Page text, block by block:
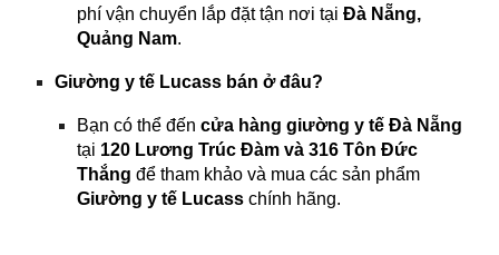
phí vận chuyển lắp đặt tận nơi tạiĐà Nẵng,
Quảng Nam.
Giường y tế Lucass bán ở đâu?
Bạn có thể đếncửa hàng giường y tế Đà Nẵng
tại 120 Lương Trúc Đàm và 316 Tôn Đức
Thắng để tham khảo và mua các sản phẩm
Giường y tế Lucass chính hãng.